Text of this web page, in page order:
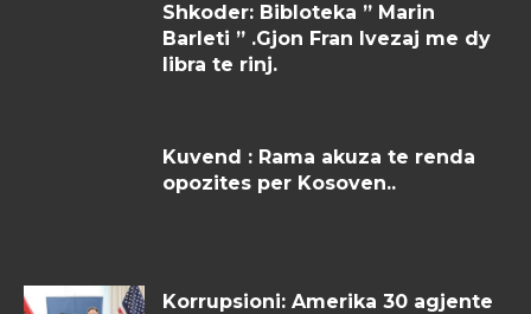
Shkoder: Bibloteka ” Marin
Barleti ” .Gjon Fran Ivezaj me dy
libra te rinj.
Kuvend : Rama akuza te renda
opozites per Kosoven..
Korrupsioni: Amerika 30 agjente